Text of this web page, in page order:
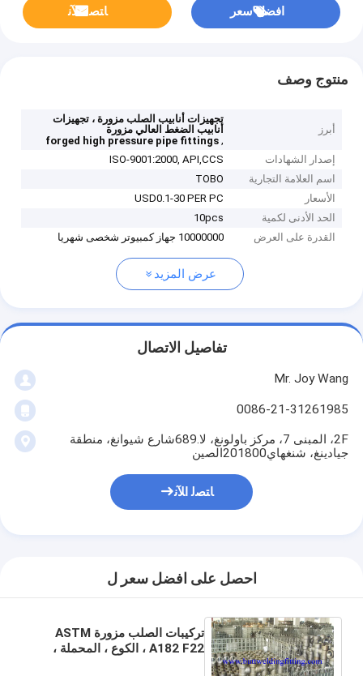
افضل سعر ﺎﺘﺼﻟ ﺍﻶﻧ
منتوج وصف
أبرز
تجهيزات أنابيب الصلب مزورة ، تجهيزات
أنابيب الضغط العالي مزورة
,
forged high pressure pipe fittings
إصدار الشهادات
ISO-9001:2000, API,CCS
اسم العلامة التجارية
TOBO
الأسعار
USD0.1-30 PER PC
الحد الأدنى لكمية
10pcs
القدرة على العرض
10000000 جهاز كمبيوتر شخصى شهريا
عرض المزيد
تفاصيل الاتصال
Mr. Joy Wang
0086-21-31261985
2F، المبنى 7، مركز باولونغ، لا.689شارع شيوانغ، منطقة
جيادينغ، شنغهاي201800الصين
ﺎﺘﺼﻟ ﺍﻶﻧ
احصل على افضل سعر ل
تركيبات الصلب مزورة ASTM
A182 F22 ، الكوع ، المحملة ،